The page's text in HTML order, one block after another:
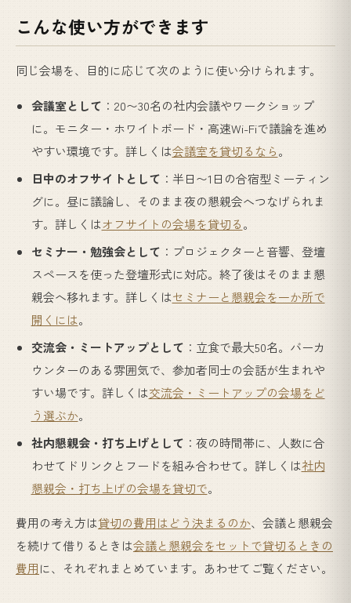
こんな使い方ができます
同じ会場を、目的に応じて次のように使い分けられます。
会議室として ：20〜30名の社内会議やワークショップ
に。モニター・ホワイトボード・高速Wi-Fiで議論を進め
やすい環境です。詳しくは会議室を貸切るなら。
日中のオフサイトとして ：半日〜1日の合宿型ミーティン
グに。昼に議論し、そのまま夜の懇親会へつなげられま
す。詳しくはオフサイトの会場を貸切る。
セミナー・勉強会として ：プロジェクターと音響、登壇
スペースを使った登壇形式に対応。終了後はそのまま懇
親会へ移れます。詳しくはセミナーと懇親会を一か所で
開くには。
交流会・ミートアップとして ：立食で最大50名。バーカ
ウンターのある雰囲気で、参加者同士の会話が生まれや
すい場です。詳しくは交流会・ミートアップの会場をど
う選ぶか。
社内懇親会・打ち上げとして ：夜の時間帯に、人数に合
わせてドリンクとフードを組み合わせて。詳しくは社内
懇親会・打ち上げの会場を貸切で。
費用の考え方は貸切の費用はどう決まるのか、会議と懇親会
を続けて借りるときは会議と懇親会をセットで貸切るときの
費用に、それぞれまとめています。あわせてご覧ください。